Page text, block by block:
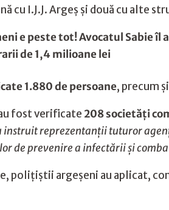
cu I.J.J. Argeş şi două cu alte
e peste tot! Avocatul Sabie îl
de 1,4 milioane lei
1.880 de persoane, precum și
fost verificate 208 societăți
instruitreprezentanţii tuturor
de prevenire a infectării și
poliţiştii argeşeni au aplicat,